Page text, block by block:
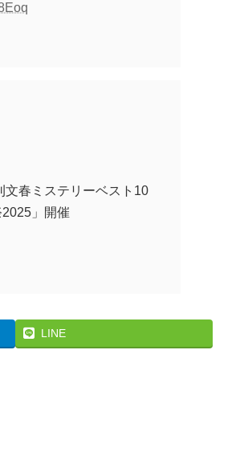
文春ミステリーベスト10
」開催
LINE